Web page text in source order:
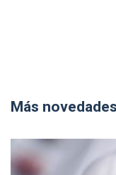
Más novedades